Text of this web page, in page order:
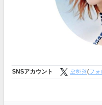
SNSアカウント 오하영(フ